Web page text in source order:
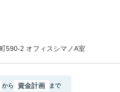
590-2 オフィスシマノA室
から 資金計画 まで